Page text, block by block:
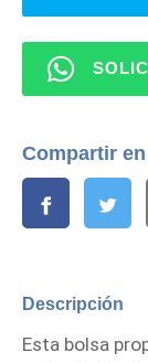
Compartir en
Descripción
Esta bolsa